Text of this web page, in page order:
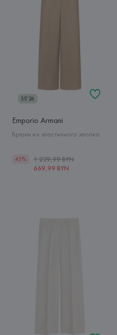
SS'26
Emporio Armani
Брюки из эластичного хлопка
45%
1 229,99 BYN
669,99 BYN